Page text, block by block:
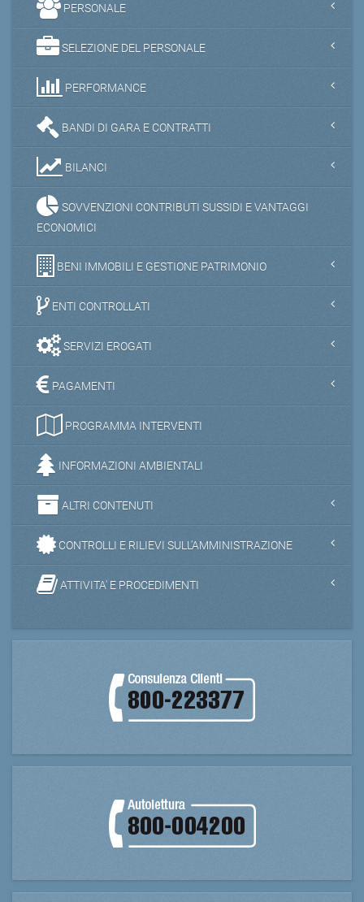
PERSONALE
SELEZIONE DEL PERSONALE
PERFORMANCE
BANDI DI GARA E CONTRATTI
BILANCI
SOVVENZIONI CONTRIBUTI SUSSIDI E VANTAGGI
ECONOMICI
BENI IMMOBILI E GESTIONE PATRIMONIO
ENTI CONTROLLATI
SERVIZI EROGATI
PAGAMENTI
PROGRAMMA INTERVENTI
INFORMAZIONI AMBIENTALI
ALTRI CONTENUTI
CONTROLLI E RILIEVI SULL'AMMINISTRAZIONE
ATTIVITA' E PROCEDIMENTI